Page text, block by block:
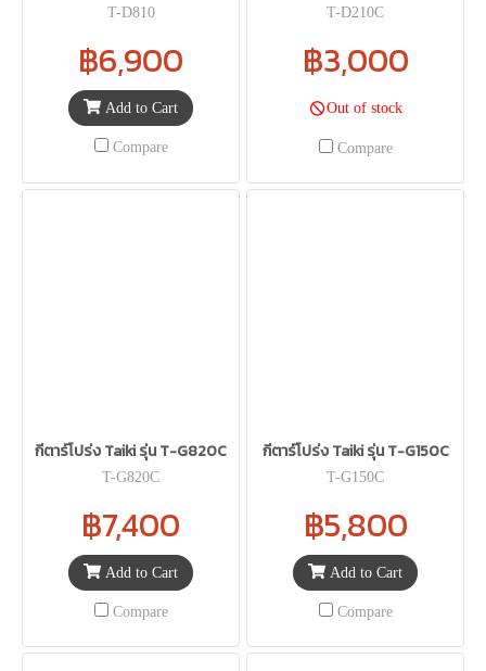
T-D810
฿6,900
Add to Cart
Compare
T-D210C
฿3,000
Out of stock
Compare
กีตาร์โปร่ง Taiki รุ่น T-G820C
T-G820C
฿7,400
Add to Cart
Compare
กีตาร์โปร่ง Taiki รุ่น T-G150C
T-G150C
฿5,800
Add to Cart
Compare